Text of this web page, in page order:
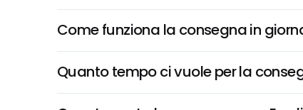
Come funziona la consegna in
Quanto tempo ci vuole per la